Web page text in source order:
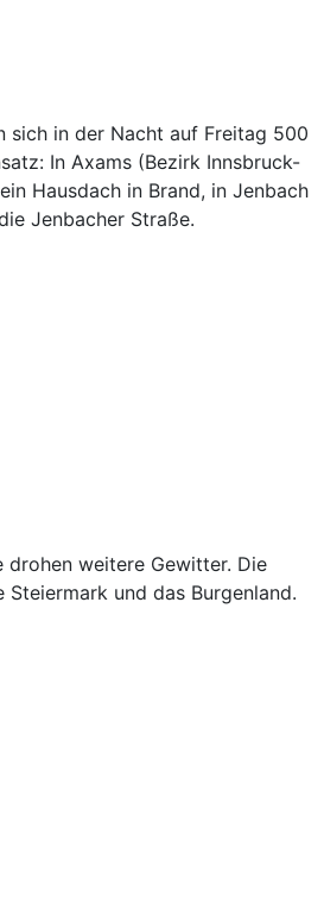
sich in der Nacht auf Freitag 500
In Axams (Bezirk Innsbruck-
Hausdach in Brand, in Jenbach
Jenbacher Straße.
drohen weitere Gewitter. Die
Steiermark und das Burgenland.